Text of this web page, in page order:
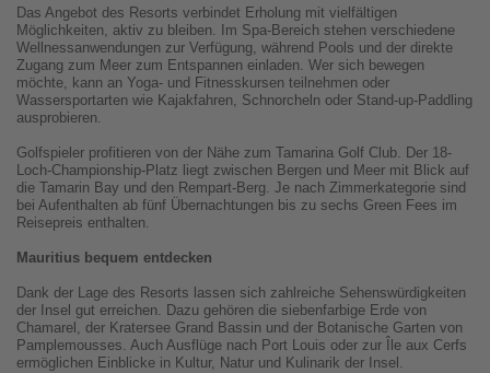
Das Angebot des Resorts verbindet Erholung mit vielfältigen
Möglichkeiten, aktiv zu bleiben. Im Spa-Bereich stehen verschiedene
Wellnessanwendungen zur Verfügung, während Pools und der direkte
Zugang zum Meer zum Entspannen einladen. Wer sich bewegen
möchte, kann an Yoga- und Fitnesskursen teilnehmen oder
Wassersportarten wie Kajakfahren, Schnorcheln oder Stand-up-Paddling
ausprobieren.
Golfspieler profitieren von der Nähe zum Tamarina Golf Club. Der 18-
Loch-Championship-Platz liegt zwischen Bergen und Meer mit Blick auf
die Tamarin Bay und den Rempart-Berg. Je nach Zimmerkategorie sind
bei Aufenthalten ab fünf Übernachtungen bis zu sechs Green Fees im
Reisepreis enthalten.
Mauritius bequem entdecken
Dank der Lage des Resorts lassen sich zahlreiche Sehenswürdigkeiten
der Insel gut erreichen. Dazu gehören die siebenfarbige Erde von
Chamarel, der Kratersee Grand Bassin und der Botanische Garten von
Pamplemousses. Auch Ausflüge nach Port Louis oder zur Île aux Cerfs
ermöglichen Einblicke in Kultur, Natur und Kulinarik der Insel.